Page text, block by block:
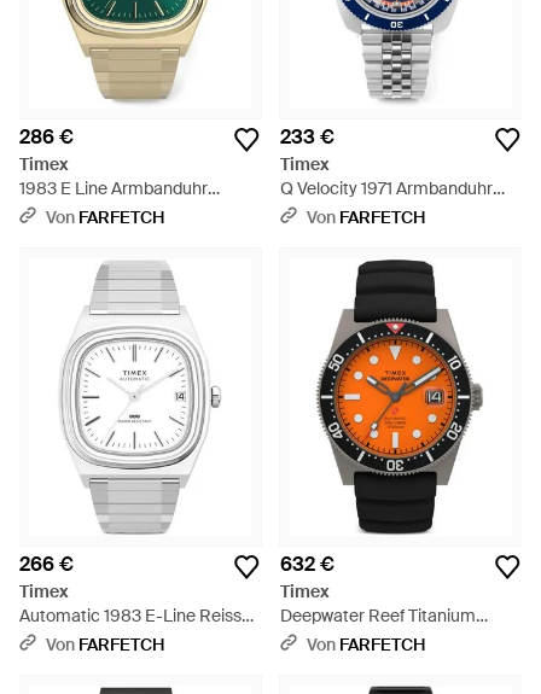
286 €
Timex
1983 E Line Armbanduhr
34Mm - Grün
Von FARFETCH
233 €
Timex
Q Velocity 1971 Armbanduhr
36Mm - Blau
Von FARFETCH
266 €
Timex
Automatic 1983 E-Line Reissue
34Mm - Weiß
Von FARFETCH
632 €
Timex
Deepwater Reef Titanium
Armbanduhr 41Mm - Orange
Von FARFETCH